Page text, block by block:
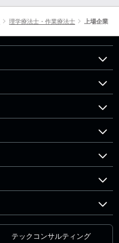
理学療法士・作業療法士 上場企業
テックコンサルティング